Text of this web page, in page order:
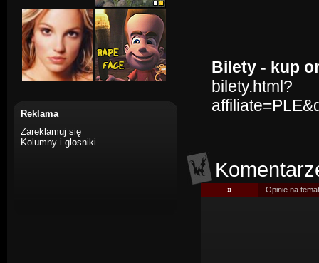
Reklama
Zareklamuj się
Kolumny i glosniki
Bilety - kup
bilety.html?
» Opinie na